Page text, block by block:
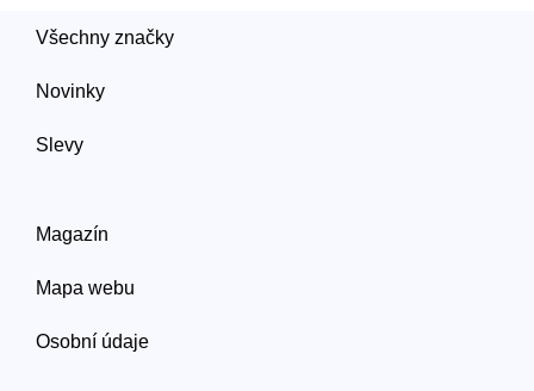
Všechny značky
Novinky
Slevy
Magazín
Mapa webu
Osobní údaje